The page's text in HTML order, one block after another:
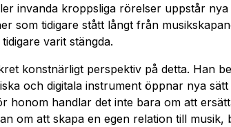
invanda kroppsliga rörelser uppstår nya
som tidigare stått långt från
varit stängda.
konstnärligt perspektiv på detta. Han
och digitala instrument öppnar nya sätt
honom handlar det inte bara om att
om att skapa en egen relation till musik,